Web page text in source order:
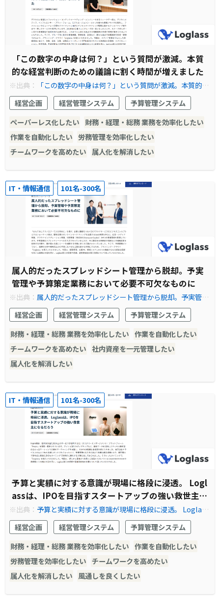
「この数字の中身は何？」という質問が激減。本質
的な経営判断のための議論に割く時間が増えました
※出典：
「この数字の中身は何？」という質問が激減。本質的な
経営判断のための議論に割く時間が増えました ｜Loglass｜次世
代の経営管理クラウド
経営企画 経営管理システム
予算管理システム
ペーパーレス化したい
財務・経理・総務 業務を効率化したい
作業を自動化したい
労務管理を効率化したい
チームワークを高めたい
属人化を解消したい
IT・情報通信 101名-300名
属人的だったスプレッドシート管理から脱却。予実
管理や予算策定業務において必要不可欠なものに
※出典：属人的だったスプレッドシート管理から脱却。予実管理
や予算策定業務において必要不可欠なものに ｜Loglass｜次世代
の経営管理クラウド
経営企画 経営管理システム
予算管理システム
財務・経理・総務 業務を効率化したい 作業を自動化したい
チームワークを高めたい 社内資産を一元管理したい
属人化を解消したい
IT・情報通信 101名-300名
予算と実績に対する意識が現場に格段に浸透。 Logl
assは、IPOを目指すスタートアップの強い救世主に
なるだろう
※出典： 予算と実績に対する意識が現場に格段に浸透。 Loglass
は、IPOを目指すスタートアップの強い救世主になるだろう｜Lo
glass｜次世代の経営管理クラウド
経営企画 経営管理システム
予算管理システム
財務・経理・総務 業務を効率化したい 作業を自動化したい
労務管理を効率化したい チームワークを高めたい
属人化を解消したい
風通しを良くしたい